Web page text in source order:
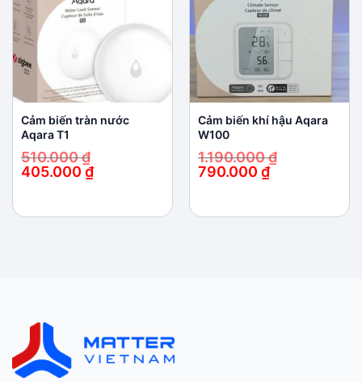
Cảm biến tràn nước
Aqara T1
510.000₫
510.000 ₫.
405.000 ₫
là:
Cảm biến khí hậu Aqara
W100
1.190.000₫
1.190.000 ₫.
790.000 ₫
là: